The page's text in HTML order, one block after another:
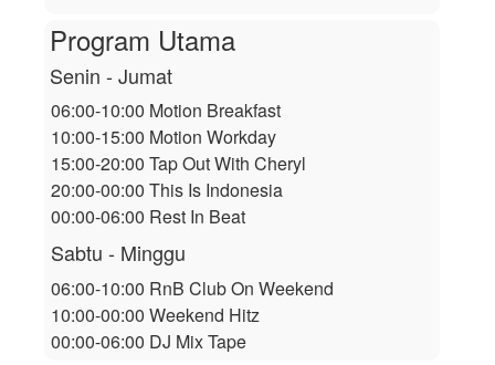
Program Utama
Senin - Jumat
06:00-10:00 Motion Breakfast
10:00-15:00 Motion Workday
15:00-20:00 Tap Out With Cheryl
20:00-00:00 This Is Indonesia
00:00-06:00 Rest In Beat
Sabtu - Minggu
06:00-10:00 RnB Club On Weekend
10:00-00:00 Weekend Hitz
00:00-06:00 DJ Mix Tape